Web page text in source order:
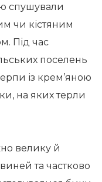
спушували
чи кістяним
Під час
поселень
із крем’яною
на яких терли
велику й
та частково